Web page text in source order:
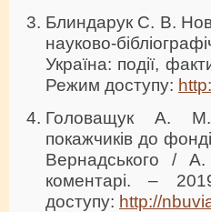
Блиндарук С. В.
науково-
Україна: події,
Режим доступу:
Головащук А. М.
покажчиків до
Вернадського /
коментарі. –
доступу: http://